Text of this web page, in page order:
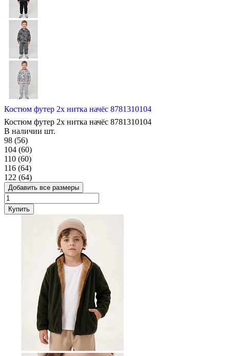
Костюм футер 2х нитка начёс 8781310104
Костюм футер 2х нитка начёс 8781310104
В наличии шт.
98 (56)
104 (60)
110 (60)
116 (64)
122 (64)
Добавить все размеры
Купить